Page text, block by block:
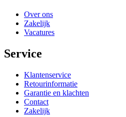
Over ons
Zakelijk
Vacatures
Service
Klantenservice
Retourinformatie
Garantie en klachten
Contact
Zakelijk